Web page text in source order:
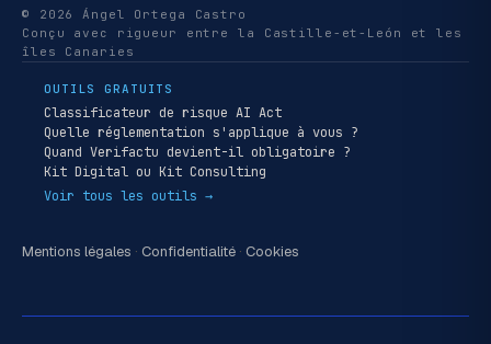
© 2026 Ángel Ortega Castro
Conçu avec rigueur entre la Castille-et-León et les
îles Canaries
OUTILS GRATUITS
Classificateur de risque AI Act
Quelle réglementation s'applique à vous ?
Quand Verifactu devient-il obligatoire ?
Kit Digital ou Kit Consulting
Voir tous les outils →
Mentions légales · Confidentialité · Cookies